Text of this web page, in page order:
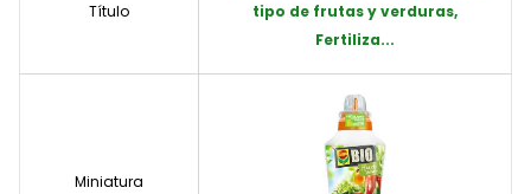
Título
tipo de frutas y verduras,
Fertiliza...
Miniatura